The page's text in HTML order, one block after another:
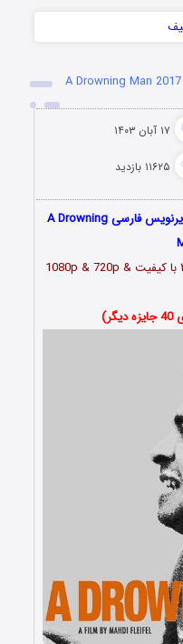
۱۷ آبان ۱۴۰۳
۱۱۶۲۵ بازدید
دانلود فیلم مرد در حال غرق شدن با زیرنویس فارسی A Drowning
فیلم کوتاه مرد در حال غرق شدن ۲۰۱۷ با کیفیت 1080p & 720p &